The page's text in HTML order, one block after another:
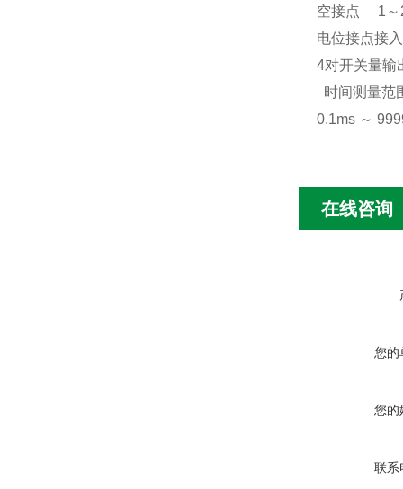
空接点 1 ～
电位接点接入
4对开关量输
时间测量范
0.1ms ～
在线咨询
您的
您的
联系